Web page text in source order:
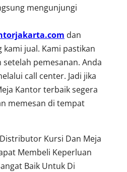
mengunjungi
dan
jual. Kami pastikan
pemesanan. Anda
call center. Jadi jika
Kantor terbaik segera
memesan di tempat
Kursi Dan Meja
Membeli Keperluan
Baik Untuk Di